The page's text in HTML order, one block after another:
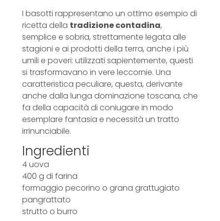
I basotti rappresentano un ottimo esempio di
ricetta della tradizione contadina,
semplice e sobria, strettamente legata alle
stagioni e ai prodotti della terra, anche i più
umili e poveri: utilizzati sapientemente, questi
si trasformavano in vere leccornie. Una
caratteristica peculiare, questa, derivante
anche dalla lunga dominazione toscana, che
fa della capacità di coniugare in modo
esemplare fantasia e necessità un tratto
irrinunciabile.
Ingredienti
4 uova
400 g di farina
formaggio pecorino o grana grattugiato
pangrattato
strutto o burro